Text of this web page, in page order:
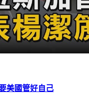
美國管好自己